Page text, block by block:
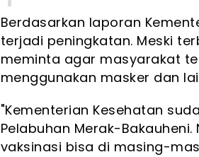
Berdasarkan laporan
terjadi peningkatan. Meski
meminta agar masyarakat
menggunakan masker dan
"Kementerian Kesehatan
Pelabuhan Merak-
vaksinasi bisa di masing-